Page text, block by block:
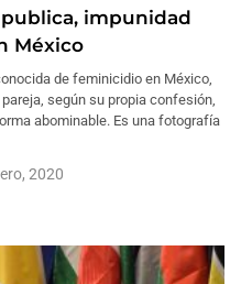
impunidad
México
de feminicidio en México,
según su propia confesión,
abominable. Es una fotografía
2020